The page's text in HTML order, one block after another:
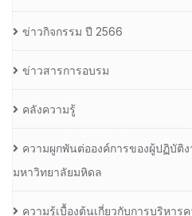
ข่าวกิจกรรม ปี 2566
ข่าวสารการอบรม
คลังความรู้
ความผูกพันต่อองค์การของผู้ปฏิบัติ
มหาวิทยาลัยมหิดล
ความรู้เบื้องต้นเกี่ยวกับการบริหารค